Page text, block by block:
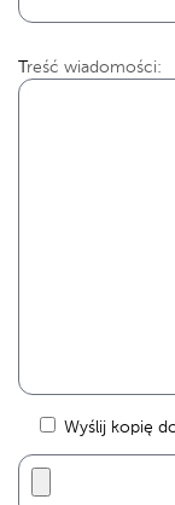
Treść wiadomości:
Wyślij kopię